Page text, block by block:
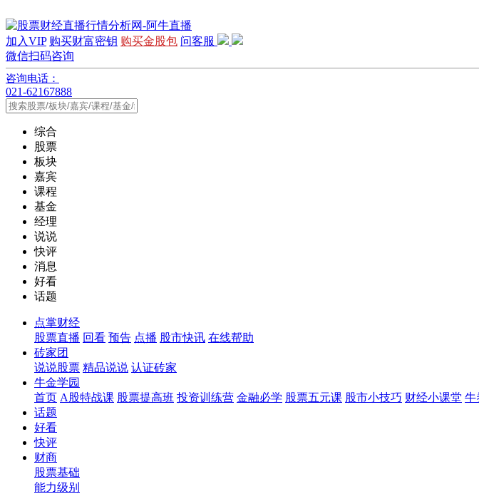
加入VIP 购买财富密钥 购买金股包 问客服
微信扫码咨询
咨询电话：
021-62167888
综合
股票
板块
嘉宾
课程
基金
经理
说说
快评
消息
好看
话题
点掌财经
股票直播 回看 预告 点播 股市快讯 在线帮助
砖家团
说说股票 精品说说 认证砖家
牛金学园
首页 A股特战课 股票提高班 投资训练营 金融必学 股票五元课 股市小技巧 财经小课堂 牛
话题
好看
快评
财商
股票基础
能力级别